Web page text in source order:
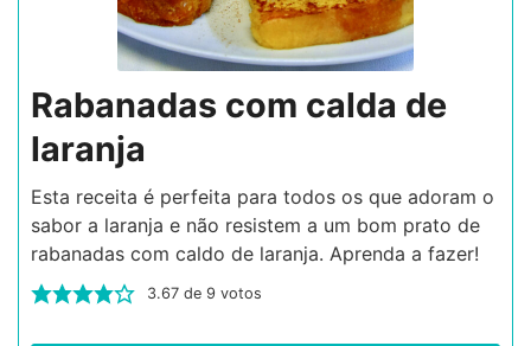
Rabanadas com calda de
laranja
Esta receita é perfeita para todos os que adoram o
sabor a laranja e não resistem a um bom prato de
rabanadas com caldo de laranja. Aprenda a fazer!
3.67de 9 votos